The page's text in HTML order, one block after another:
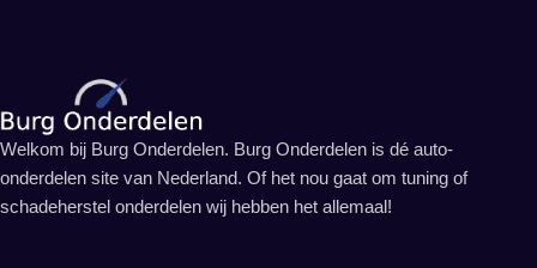
Welkom bij Burg Onderdelen. Burg Onderdelen is dé auto-
onderdelen site van Nederland. Of het nou gaat om tuning of
schadeherstel onderdelen wij hebben het allemaal!